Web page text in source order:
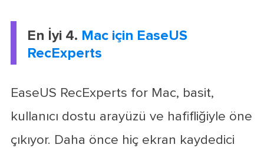
En İyi 4. Mac için EaseUS
RecExperts
EaseUS RecExperts for Mac, basit,
kullanıcı dostu arayüzü ve hafifliğiyle öne
çıkıyor. Daha önce hiç ekran kaydedici